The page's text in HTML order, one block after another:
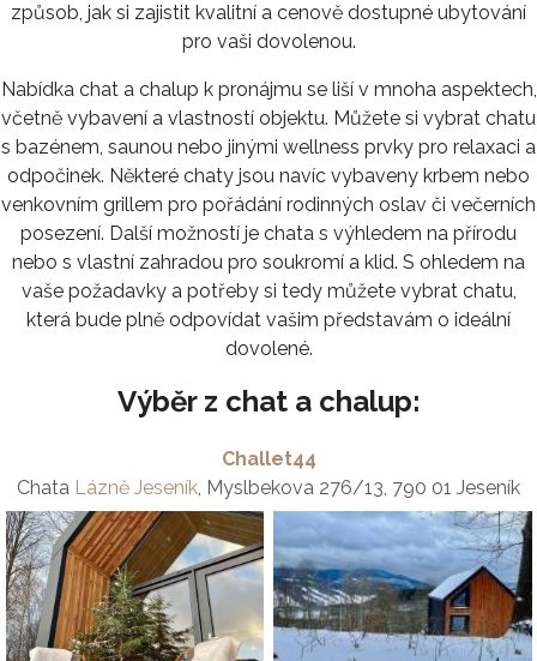
způsob, jak si zajistit kvalitní a cenově dostupné ubytování
pro vaši dovolenou.
Nabídka chat a chalup k pronájmu se liší v mnoha aspektech,
včetně vybavení a vlastností objektu. Můžete si vybrat chatu
s bazénem, saunou nebo jinými wellness prvky pro relaxaci a
odpočinek. Některé chaty jsou navíc vybaveny krbem nebo
venkovním grillem pro pořádání rodinných oslav či večerních
posezení. Další možností je chata s výhledem na přírodu
nebo s vlastní zahradou pro soukromí a klid. S ohledem na
vaše požadavky a potřeby si tedy můžete vybrat chatu,
která bude plně odpovídat vašim představám o ideální
dovolené.
Výběr z chat a chalup:
Challet44
Chata Lázně Jeseník, Myslbekova 276/13, 790 01 Jeseník